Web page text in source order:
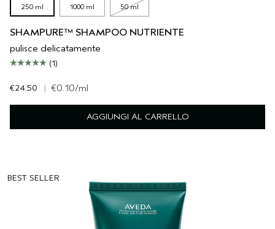
250 ml 1000 ml 50 ml
SHAMPURE™ SHAMPOO NUTRIENTE
pulisce delicatamente
(1)
€24.50 | €0.10/ml
AGGIUNGI AL CARRELLO
BEST SELLER